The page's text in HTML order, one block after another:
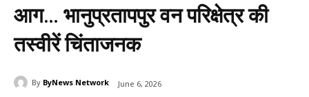
आग… भानुप्रतापपुर वन परिक्षेत्र की
तस्वीरें चिंताजनक
By ByNews Network June 6, 2026